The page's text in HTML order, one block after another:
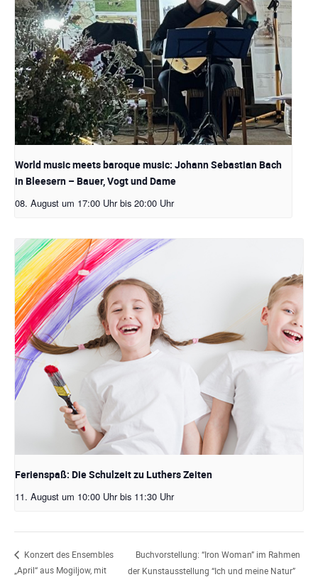
World music meets baroque music: Johann Sebastian Bach
in Bleesern – Bauer, Vogt und Dame
08. August um 17:00 Uhr bis 20:00 Uhr
Ferienspaß: Die Schulzeit zu Luthers Zeiten
11. August um 10:00 Uhr bis 11:30 Uhr
Konzert des Ensembles
„April“ aus Mogiljow, mit
Buchvorstellung: “Iron Woman” im Rahmen
der Kunstausstellung “Ich und meine Natur”